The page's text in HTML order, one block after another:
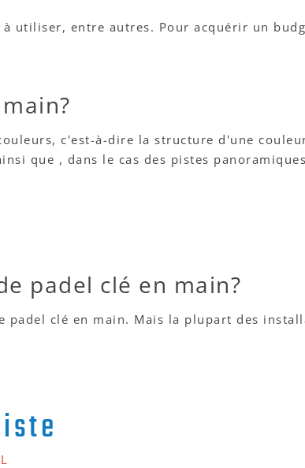
utiliser, entre autres. Pour acquérir un
c'est-à-dire la structure d'une
que , dans le cas des pistes
padel clé en main?
clé en main. Mais la plupart des